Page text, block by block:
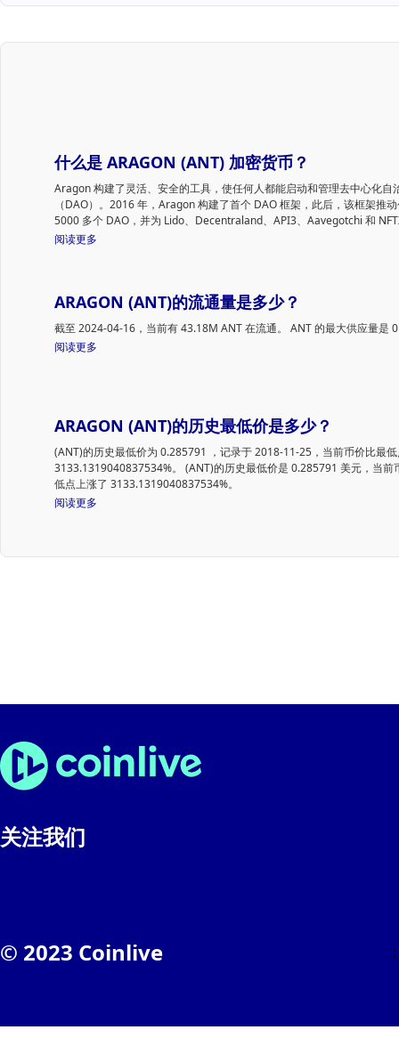
什么是 ARAGON (ANT) 加密货币？
Aragon 构建了灵活、安全的工具，使任何人都能启动和管理去中心化自
（DAO）。2016 年，Aragon 构建了首个 DAO 框架，此后，该框架推
5000 多个 DAO，并为 Lido、Decentraland、API3、Aavegotchi 和
项目确保了超过 120 亿美元的价值。最近，Aragon 在以太坊和多边形上
阅读更多
ARAGON (ANT)的流通量是多少？
截至 2024-04-16，当前有 43.18M ANT 在流通。 ANT 的最大供应量是
阅读更多
ARAGON (ANT)的历史最低价是多少？
(ANT)的历史最低价为 0.285791 ，记录于 2018-11-25，当前币价比最
3133.1319040837534%。 (ANT)的历史最低价是 0.285791 美元，当前
低点上涨了 3133.1319040837534%。
阅读更多
关注我们
© 2023 Coinlive ;